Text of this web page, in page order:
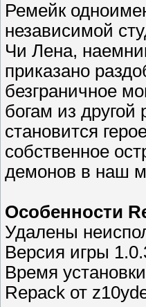
Ремейк
независимой
Чи Лена,
приказано
безграничное
богам из
становится
собственное
демонов в наш
Особенности
Удалены
Версия игры
Время
Repack от